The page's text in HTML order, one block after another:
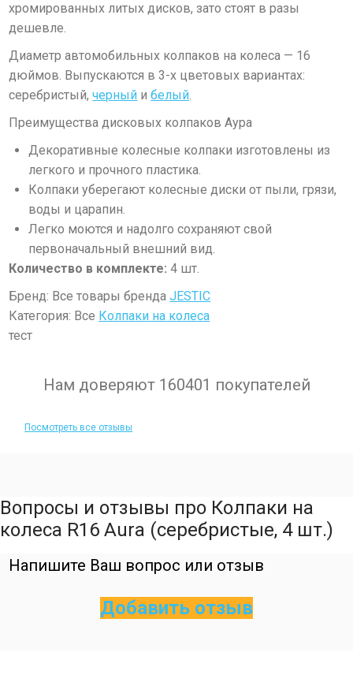
хромированных литых дисков, зато стоят в разы
дешевле.
Диаметр автомобильных колпаков на колеса — 16
дюймов. Выпускаются в 3-х цветовых вариантах:
серебристый,черный ибелый.
Преимущества дисковых колпаков Аура
Декоративные колесные колпаки изготовлены из
легкого и прочного пластика.
Колпаки уберегают колесные диски от пыли, грязи,
воды и царапин.
Легко моются и надолго сохраняют свой
первоначальный внешний вид.
Количество в комплекте: 4 шт.
Бренд: Все товары брендаJESTIC
Категория: Все Колпаки на колеса
тест
Нам доверяют 160401 покупателей
Посмотреть все отзывы
Вопросы и отзывы про Колпаки на
колеса R16 Aura (серебристые, 4 шт.)
Напишите Ваш вопрос или отзыв
Добавить отзыв